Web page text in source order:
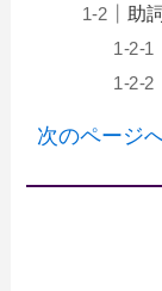
助
次のページ